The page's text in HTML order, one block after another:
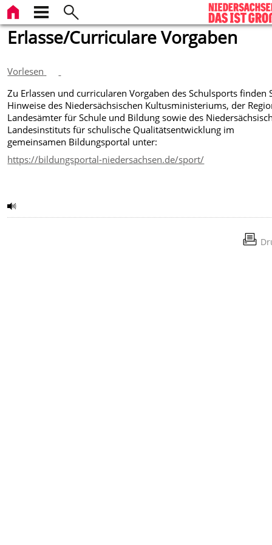
Erlasse/Curriculare Vorgaben
Vorlesen
Zu Erlassen und curricularen Vorgaben des Schulsports finden
Hinweise des Niedersächsischen Kultusministeriums, der
Landesämter für Schule und Bildung sowie des
Landesinstituts für schulische Qualitätsentwicklung im
gemeinsamen Bildungsportal unter:
https://bildungsportal-niedersachsen.de/sport/